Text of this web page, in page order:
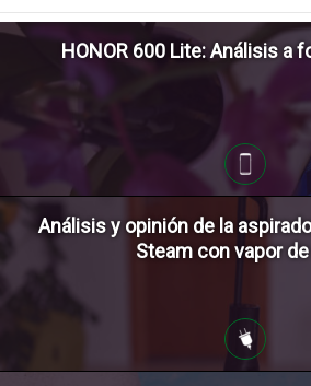
HONOR 600 Lite: Análisis a
Análisis y opinión de la
Steam con vapor